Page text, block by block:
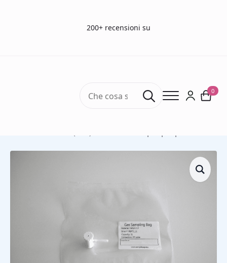
200+ recensioni su
Search
for:
0
Le sacche campionamento gas